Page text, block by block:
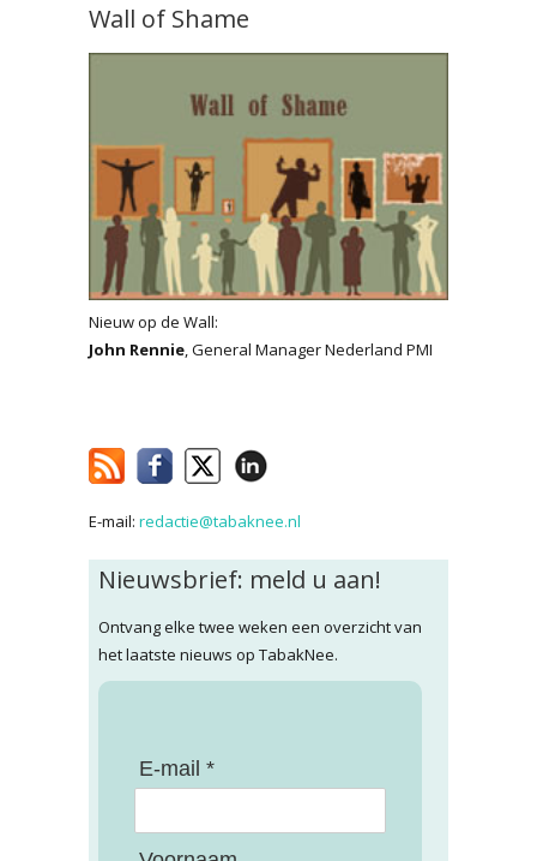
Wall of Shame
Nieuw op de Wall:
John Rennie, General Manager Nederland PMI
E-mail: redactie@tabaknee.nl
Nieuwsbrief: meld u aan!
Ontvang elke twee weken een overzicht van
het laatste nieuws op TabakNee.
E-mail *